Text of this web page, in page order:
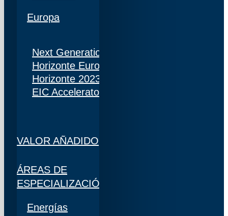
Europa
Next Generation
Horizonte Europa
Horizonte 2023
EIC Accelerator
VALOR AÑADIDO
ÁREAS DE
ESPECIALIZACIÓN
Energías